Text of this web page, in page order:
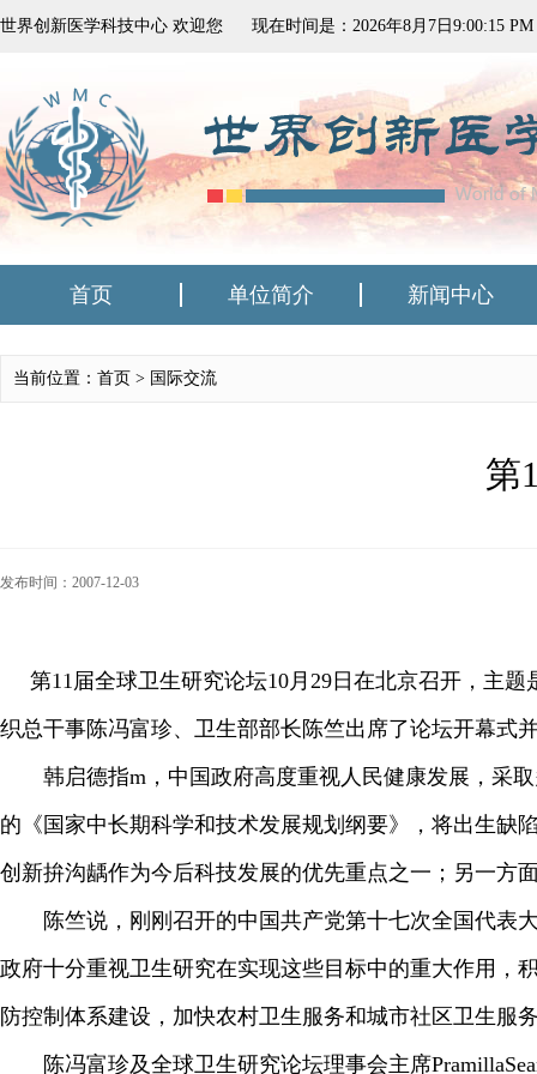
世界创新医学科技中心 欢迎您 现在时间是： 2026年8月 7 日 9:00:15 PM
首页 单位简介 新闻中心
当前位置：首页 > 国际交流
第
发布时间：2007-12-03
第11届全球卫生研究论坛10月29日在北京召开，主题
织总干事陈冯富珍、卫生部部长陈竺出席了论坛开幕式
韩启德指m，中国政府高度重视人民健康发展，采取
的《国家中长期科学和技术发展规划纲要》，将出生缺
创新拚沟龋作为今后科技发展的优先重点之一；另一方
陈竺说，刚刚召开的中国共产党第十七次全国代表大
政府十分重视卫生研究在实现这些目标中的重大作用，
防控制体系建设，加快农村卫生服务和城市社区卫生服
陈冯富珍及全球卫生研究论坛理事会主席